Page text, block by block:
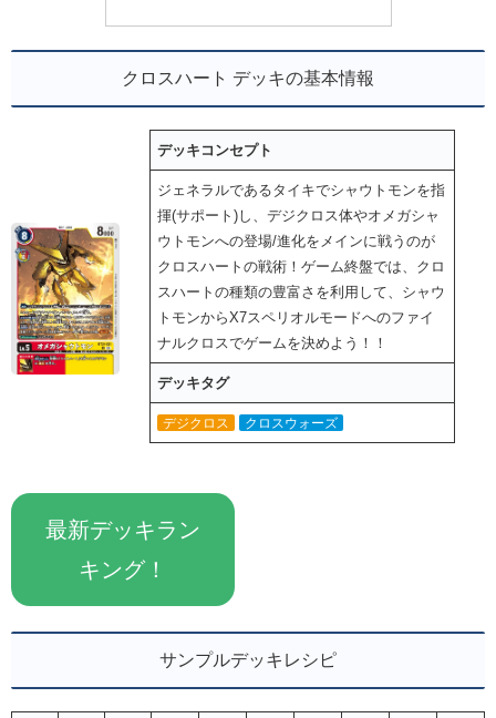
クロスハート デッキの基本情報
デッキコンセプト
ジェネラルであるタイキでシャウトモンを指
揮(サポート)し、デジクロス体やオメガシャ
ウトモンへの登場/進化をメインに戦うのが
クロスハートの戦術！ゲーム終盤では、クロ
スハートの種類の豊富さを利用して、シャウ
トモンからX7スペリオルモードへのファイ
ナルクロスでゲームを決めよう！！
デッキタグ
デジクロス クロスウォーズ
最新デッキラン
キング！
サンプルデッキレシピ